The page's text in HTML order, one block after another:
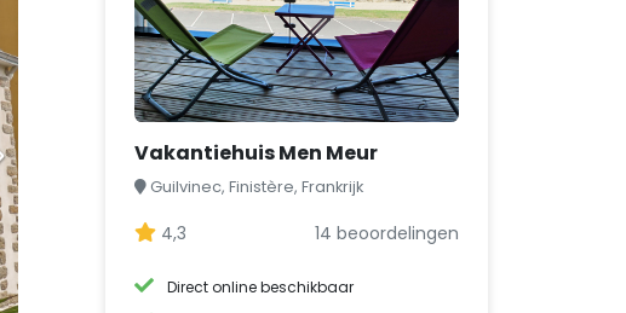
Vakantiehuis Men Meur
Guilvinec, Finistère, Frankrijk
4,3 14 beoordelingen
Direct online beschikbaar